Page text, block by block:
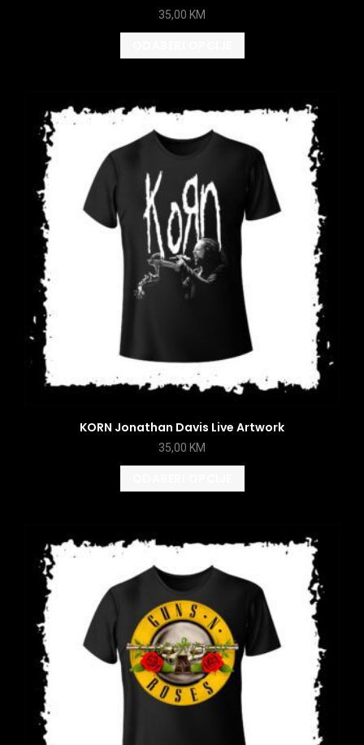
35,00 KM
KORN Jonathan Davis Live Artwork
35,00 KM